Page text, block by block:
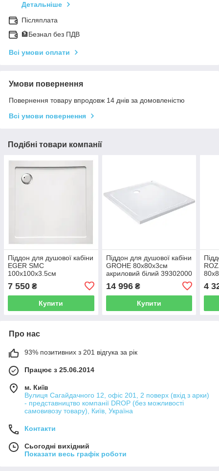
Детальніше
Післяплата
🏦Безнал без ПДВ
Всі умови оплати
Умови повернення
Повернення товару впродовж 14 днів за домовленістю
Всі умови повернення
Подібні товари компанії
Піддон для душової кабіни
EGER SMC
100x100x3.5см
1010S
7 550 ₴
Купити
Піддон для душової кабіни
GROHE 80x80x3см
акриловий білий 39302000
14 996₴
Купити
4
Про нас
93% позитивних з 201 відгука за рік
Працює з 25.06.2014
м. Київ
Вулиця Сагайдачного 12, офіс 201, 2 поверх (вхід з арки)
- представництво компанії DROP (без можливості
самовивозу товару), Київ, Україна
Контакти
Сьогодні вихідний
Показати весь графік роботи